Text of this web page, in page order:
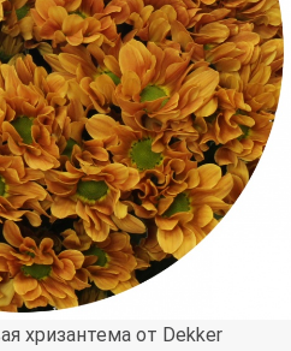
хризантема от Dekker